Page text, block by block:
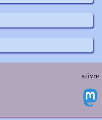
suivre